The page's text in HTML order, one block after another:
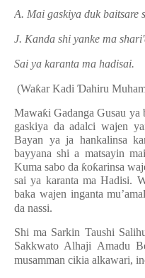
A. Mai gaskiya duk baitsare
J. Kanda shi yanke ma
Sai ya karanta ma hadisai.
(Waƙar Kadi Ɗahiru
Mawaƙi Gadanga Gusau ya
gaskiya da adalci wajen
Bayan ya ja hankalinsa
bayyana shi a matsayin
Kuma sabo da ƙoƙarinsa
sai ya karanta ma Hadisi.
baka wajen inganta
da nassi.
Shi ma Sarkin Taushi
Sakkwato Alhaji Amadu
musamman cikia alkawari,